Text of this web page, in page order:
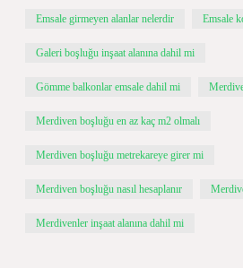
Emsale girmeyen alanlar nelerdir Emsale
Galeri boşluğu inşaat alanına dahil mi
Gömme balkonlar emsale dahil mi
Merdiven boşluğu en az kaç m2 olmalı
Merdiven boşluğu metrekareye girer mi
Merdiven boşluğu nasıl hesaplanır
Merdivenler inşaat alanına dahil mi